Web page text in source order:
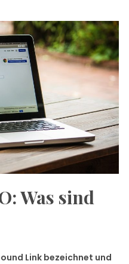
Was sind
Link bezeichnet und